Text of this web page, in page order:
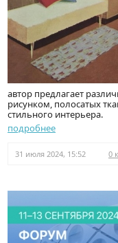
автор предлагает
рисунком, полосатых
стильного интерьера.
подробнее
31 июля 2024, 15:52 0